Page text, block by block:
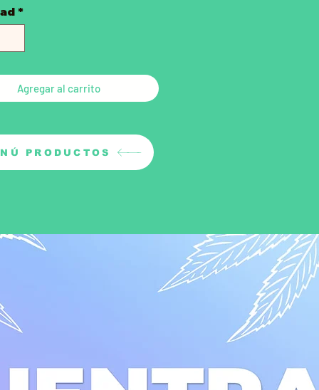
*
Agregar al carrito
PRODUCTOS